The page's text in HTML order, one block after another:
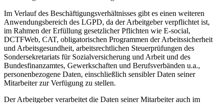
Im Verlauf des Beschäftigungsverhältnisses gibt es einen weiteren
Anwendungsbereich des LGPD, da der Arbeitgeber verpflichtet ist,
im Rahmen der Erfüllung gesetzlicher Pflichten wie E-social,
DCTFWeb, CAT, obligatorischen Programmen der Arbeitssicherheit
und Arbeitsgesundheit, arbeitsrechtlichen Steuerprüfungen des
Sondersekretariats für Sozialversicherung und Arbeit und des
Bundesfinanzamtes, Gewerkschaften und Berufsverbänden u.a.,
personenbezogene Daten, einschließlich sensibler Daten seiner
Mitarbeiter zur Verfügung zu stellen.
Der Arbeitgeber verarbeitet die Daten seiner Mitarbeiter auch im